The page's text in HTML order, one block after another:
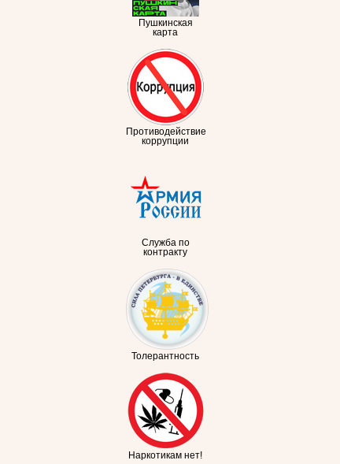
Пушкинская
карта
Противодействие
коррупции
Служба по
контракту
Толерантность
Наркотикам нет!